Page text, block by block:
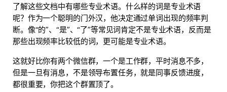
了解这些文档中有哪些专业术语。什么样的词是专业术语
呢？作为一个聪明的门外汉，他决定通过单词出现的频率判
断。像“的”、“是”、“了”等常见词肯定不是专业术语，反而是
那些出现频率比较低的词，更可能是专业术语。
这就好比你有两个微信群，一个是工作群，平时消息不多，
但是一旦有消息，不是领导布置任务，就是同事反馈进度，
都很重要，你把这个群置顶了。